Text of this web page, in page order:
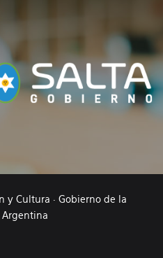
y Cultura · Gobierno de la
Argentina